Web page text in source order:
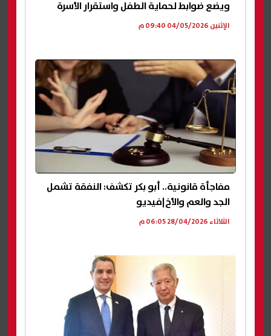
ويضع ضوابط لحماية الطفل واستقرار الأسرة
الإثنين 04/05/2026 09:40 م
مفاجأة قانونية.. أبو بكر تكشف: النفقة تشمل
الجد والعم والأخ|فيديو
الثلاثاء 28/04/2026 06:05 م